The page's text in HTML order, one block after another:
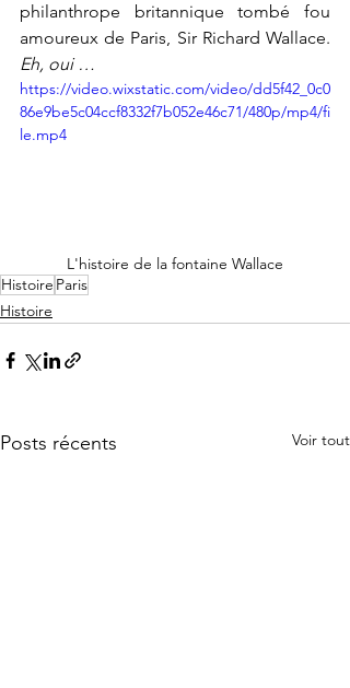
philanthrope britannique tombé fou
Eh, oui …
https://video.wixstatic.com/video/dd5f42_0c0
86e9be5c04ccf8332f7b052e46c71/480p/mp4/fi
le.mp4
L'histoire de la fontaine Wallace
Histoire Paris
Histoire
Posts récents Voir tout